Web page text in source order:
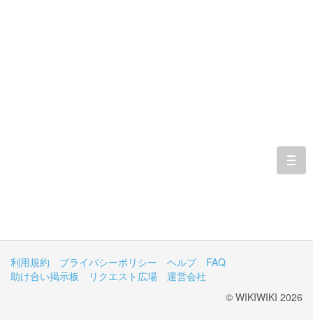
利用規約 プライバシーポリシー ヘルプ
FAQ
助け合い掲示板
リクエスト広場
運営会社
© WIKIWIKI 2026